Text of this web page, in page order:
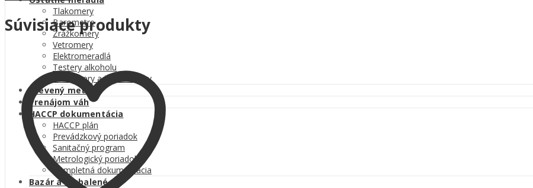
Tlakomery
Barometre
Zrážkomery
Vetromery
Elektromeradlá
Testery alkoholu
Hĺbkomery a špáromierky
Drevený meter
Prenájom váh
HACCP dokumentácia
HACCP plán
Prevádzkový poriadok
Sanitačný program
Metrologický poriadok
Kompletná dokumentácia
Bazár a rozbalené
Súvisiace produkty